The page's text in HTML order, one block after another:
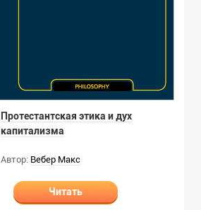
Протестантская этика и дух
капитализма
Автор: Вебер Макс
Читать